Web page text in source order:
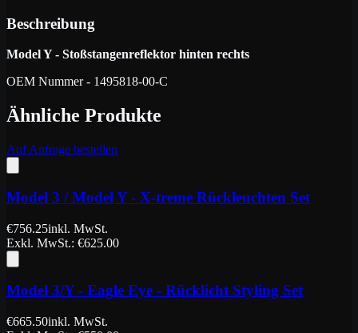
Beschreibung
Model Y - Stoßstangenreflektor hinten rechts
OEM Nummer - 1495818-00-C
Ähnliche Produkte
Auf Anfrage bestellen
Model 3 / Model Y - X-treme Rückleuchten Set
€756.25inkl. MwSt.
Exkl. MwSt.: €625.00
Model 3/Y - Eagle Eye - Rücklicht Styling Set
€665.50inkl. MwSt.